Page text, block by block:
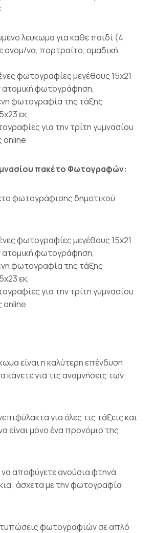
λεύκωμα για κάθε παιδί (4
ονομ/να, πορτραίτο, ομαδική,
φωτογραφίες μεγέθους 15χ21
ατομική φωτογράφηση,
φωτογραφία της τάξης
εκ,
για την τρίτη γυμνασίου
online
πακέτο Φωτογραφών:
φωτογράφισης δημοτικού
φωτογραφίες μεγέθους 15χ21
ατομική φωτογράφηση,
φωτογραφία της τάξης
εκ,
για την τρίτη γυμνασίου
online
είναι η καλύτερη επένδυση
κάνετε για τις αναμνήσεις των
για όλες τις τάξεις και
είναι μόνο ένα προνόμιο της
αποφύγετε ανούσια φτηνά
άσχετα με την φωτογραφία
φωτογραφιών σε απλό